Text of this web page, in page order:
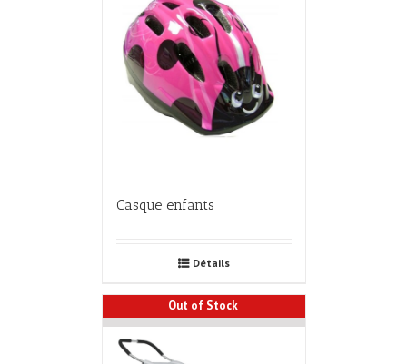
Casque enfants
Détails
Out of Stock